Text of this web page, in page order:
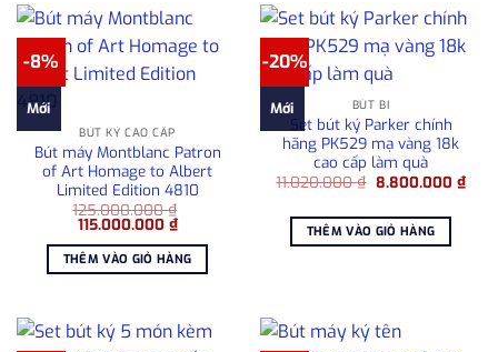
-8%
Mới
BÚT KÝ CAO CẤP
Bút máy Montblanc Patron
of Art Homage to Albert
Limited Edition 4810
125.000.000₫
Giá
là:
125.000.000 ₫.
115.000.000 ₫Giá
hiện
tại
là:
115.000.000 ₫.
THÊM VÀO GIỎ HÀNG
-20%
Mới BÚT BI
Set bút ký Parker chính
hãng PK529 mạ vàng 18k
cao cấp làm quà
11.020.000₫ Giá
11.020.000 ₫.
8.800.000 ₫Giá
hiện
THÊM VÀO GIỎ HÀNG